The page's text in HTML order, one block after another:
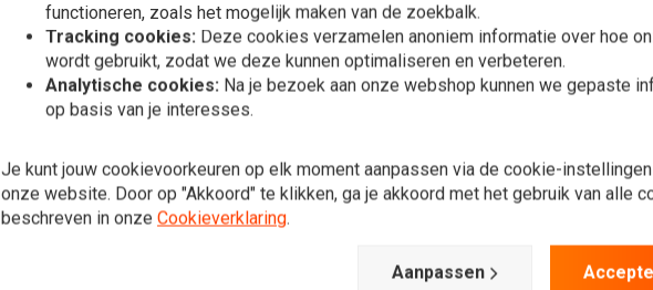
functioneren, zoals het mogelijk maken van de zoekbalk.
Tracking cookies: Deze cookies verzamelen anoniem informatie over hoe
wordt gebruikt, zodat we deze kunnen optimaliseren en verbeteren.
Analytische cookies: Na je bezoek aan onze webshop kunnen we gepaste
op basis van je interesses.
Je kunt jouw cookievoorkeuren op elk moment aanpassen via de cookie-
onze website. Door op "Akkoord" te klikken, ga je akkoord met het gebruik van alle
beschreven in onze Cookieverklaring.
Aanpassen